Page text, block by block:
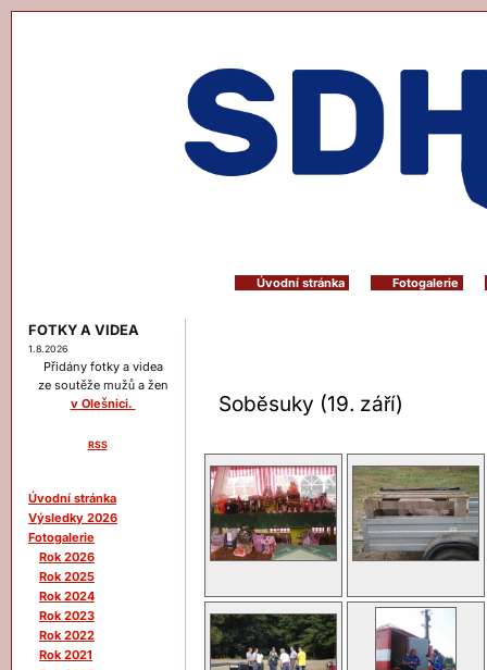
Úvodní stránka Fotogalerie
FOTKY A VIDEA
1.8.2026
Přidány fotky a videa
ze soutěže mužů a žen
v Olešnici.
RSS
Úvodní stránka
Výsledky 2026
Fotogalerie
Rok 2026
Rok 2025
Rok 2024
Rok 2023
Rok 2022
Rok 2021
Soběsuky (19. září)